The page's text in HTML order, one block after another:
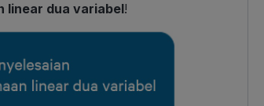
linear dua variabel!